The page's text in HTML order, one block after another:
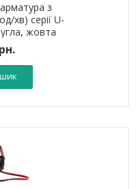
з
хв) серії U-
жовта